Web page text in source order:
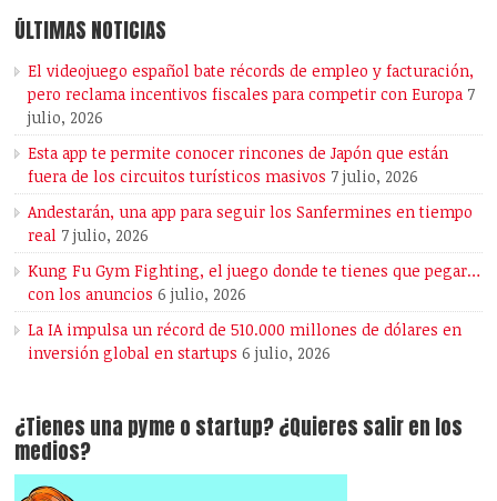
ÚLTIMAS NOTICIAS
El videojuego español bate récords de empleo y facturación,
pero reclama incentivos fiscales para competir con Europa 7
julio, 2026
Esta app te permite conocer rincones de Japón que están
fuera de los circuitos turísticos masivos 7 julio, 2026
Andestarán, una app para seguir los Sanfermines en tiempo
real 7 julio, 2026
Kung Fu Gym Fighting, el juego donde te tienes que pegar…
con los anuncios 6 julio, 2026
La IA impulsa un récord de 510.000 millones de dólares en
inversión global en startups 6 julio, 2026
¿Tienes una pyme o startup? ¿Quieres salir en los
medios?